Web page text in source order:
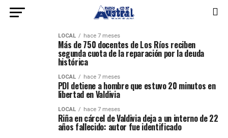
LOCAL hace 7 meses
Más de 750 docentes de Los Ríos reciben
segunda cuota de la reparación por la deuda
histórica
LOCAL hace 7 meses
PDI detiene a hombre que estuvo 20 minutos en
libertad en Valdivia
LOCAL hace 7 meses
Riña en cárcel de Valdivia deja a un interno de 22
años fallecido: autor fue identificado